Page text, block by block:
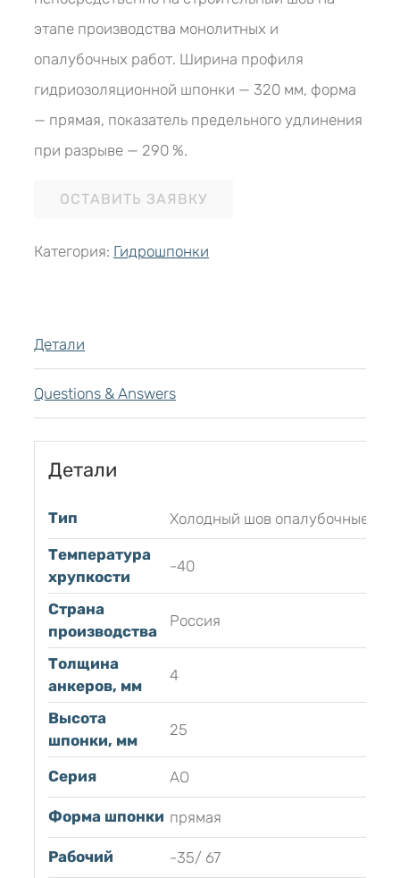
этапе производства монолитных и
опалубочных работ. Ширина профиля
гидриозоляционной шпонки — 320 мм, форма
— прямая, показатель предельного удлинения
при разрыве — 290 %.
ОСТАВИТЬ ЗАЯВКУ
Категория: Гидрошпонки
Детали
Questions & Answers
Детали
Тип
Холодный шов опалубочные
Температура
хрупкости
-40
Страна
производства
Россия
Толщина
анкеров, мм
4
Высота
шпонки, мм
25
Серия АО
Форма шпонки прямая
Рабочий -35/ 67